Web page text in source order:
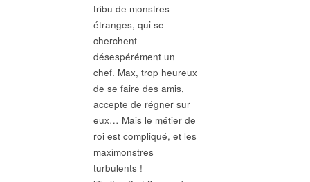
tribu de monstres
étranges, qui se
cherchent
désespérément un
chef. Max, trop heureux
de se faire des amis,
accepte de régner sur
eux… Mais le métier de
roi est compliqué, et les
maximonstres
turbulents !